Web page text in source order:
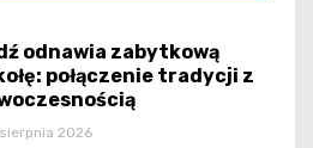
odnawia zabytkową
połączenie tradycji z
2026